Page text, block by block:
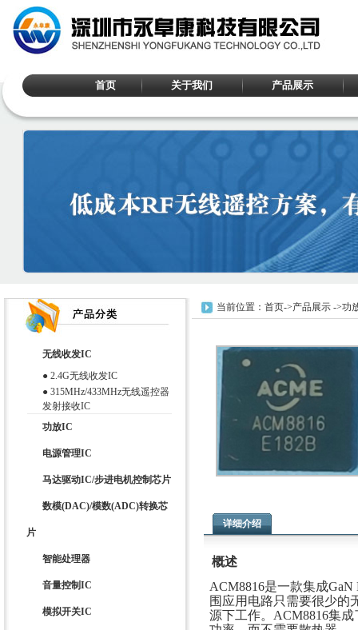
首页 关于我们 产品展示
无线收发IC
● 2.4G无线收发IC
● 315MHz/433MHz无线遥控器
发射接收IC
功放IC
电源管理IC
马达驱动IC/步进电机控制芯片
数模(DAC)/模数(ADC)转换芯
片
智能处理器
音量控制IC
模拟开关IC
当前位置： 首页->产品展示 ->功
详细介绍
概述
ACM8816是一款集成
围应用电路只需要很少的
源下工作。ACM8816集